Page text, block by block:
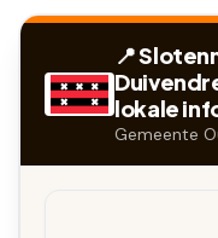
📍
lokale
Gemeente